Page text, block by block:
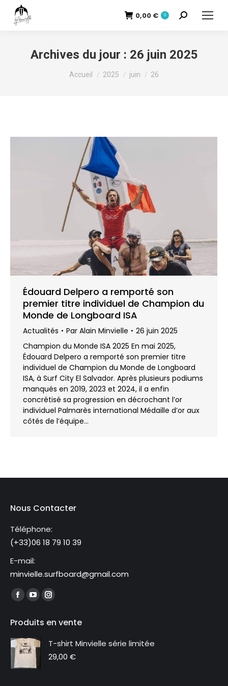
0,00 € 0
Recherche
Archives du jour : 26 juin 2025
Accueil 2025 juin 26
Édouard Delpero a remporté son
premier titre individuel de Champion du
Monde de Longboard ISA
Actualités Par Alain Minvielle
26 juin 2025
Champion du Monde ISA 2025 En mai 2025,
Édouard Delpero a remporté son premier titre
individuel de Champion du Monde de Longboard
ISA, à Surf City El Salvador. Après plusieurs podiums
manqués en 2019, 2023 et 2024, il a enfin
concrétisé sa progression en décrochant l’or
individuel Palmarès international Médaille d’or aux
côtés de l’équipe…
Nous Contacter
Téléphone:
(+33)06 18 79 10 39
E-mail:
minvielle.surfboard@gmail.com
Trouvez nous sur :
La
Facebook
s'ouvre
dans
une
La
YouTube
s'ouvre
dans
une
La
Instagram
s'ouvre
dans
Produits en vente
T-shirt Minvielle série limitée
29,00 €